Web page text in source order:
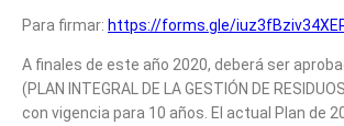
Para firmar: https://forms.gle/
A finales de este año 2020, deberá ser
(PLAN INTEGRAL DE LA GESTIÓN DE
con vigencia para 10 años. El actual Plan de